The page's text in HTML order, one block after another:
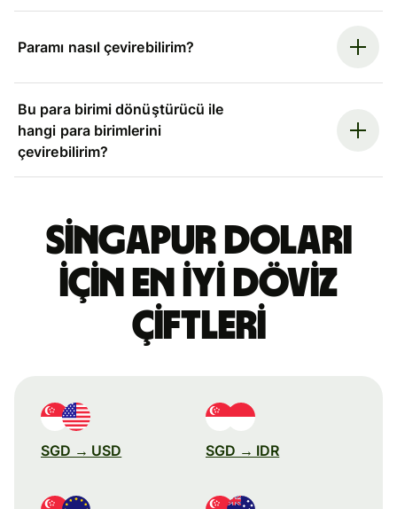
Paramı nasıl çevirebilirim?
Bu para birimi dönüştürücü ile
hangi para birimlerini
çevirebilirim?
Singapur doları
için en iyi döviz
çiftleri
SGD → USD SGD → IDR